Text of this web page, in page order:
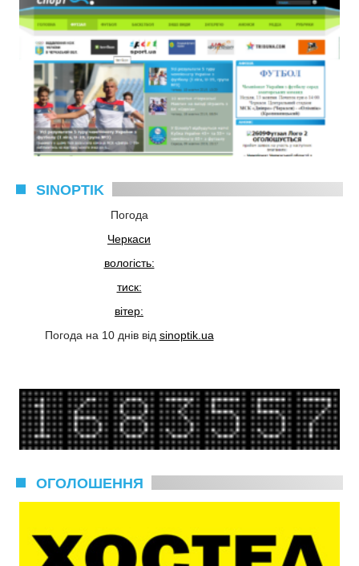
SINOPTIK
Погода
Черкаси
вологість:
тиск:
вітер:
Погода на 10 днів від sinoptik.ua
ОГОЛОШЕННЯ